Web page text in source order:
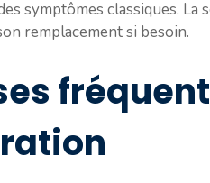
symptômes classiques.
remplacement si besoin.